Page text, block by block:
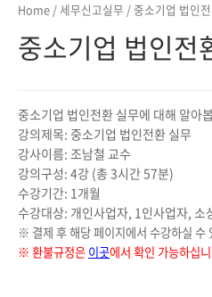
Home /세무신고실무 / 중소기업 법인
중소기업 법인전
중소기업 법인전환 실무에 대해 알아
강의제목: 중소기업 법인전환 실무
강사이름: 조남철 교수
강의구성: 4강 (총 3시간 57분)
수강기간: 1개월
수강대상: 개인사업자, 1인사업자, 소
※ 결제 후 해당 페이지에서 수강하실 수
※ 환불규정은 이곳에서 확인 가능하십니